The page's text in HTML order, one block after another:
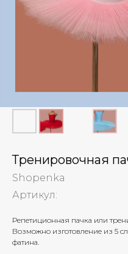
Тренировочная
Shopenka
Артикул:
Репетиционная пачка или
Возможно изготовление из 5
фатина.